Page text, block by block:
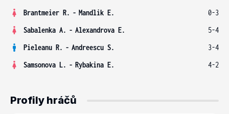
Brantmeier R. - Mandlik E.
0-3
Sabalenka A. - Alexandrova E.
5-4
Pieleanu R. - Andreescu S.
3-4
Samsonova L. - Rybakina E. 4-2
Profily hráčů